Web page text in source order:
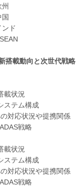
ド
搭載動向と次世代戦略
状況
テム構成
応状況や提携関係
戦略
状況
テム構成
応状況や提携関係
戦略